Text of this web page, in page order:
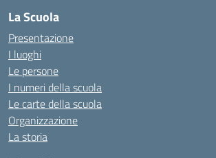
La Scuola
Presentazione
I luoghi
Le persone
I numeri della scuola
Le carte della scuola
Organizzazione
La storia